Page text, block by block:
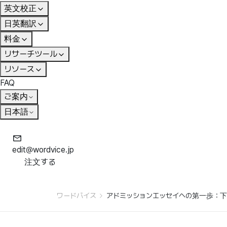
英文校正
日英翻訳
料金
リサーチツール
リソース
FAQ
ご案内
日本語
edit@wordvice.jp
注文する
ワードバイス アドミッションエッセイへの第一歩：